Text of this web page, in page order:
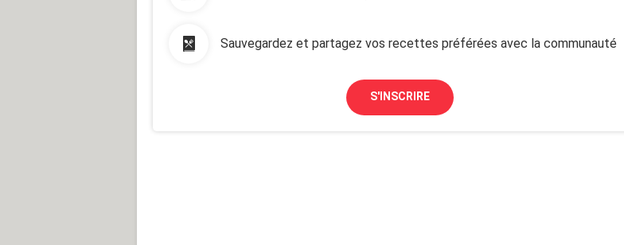
Sauvegardez et partagez vos recettes préférées avec la communauté
S'INSCRIRE